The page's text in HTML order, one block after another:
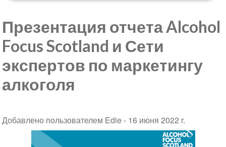
Презентация отчета Alcohol
Focus Scotland и Сети
экспертов по маркетингу
алкоголя
Добавлено пользователем Edie - 16 июня 2022 r.